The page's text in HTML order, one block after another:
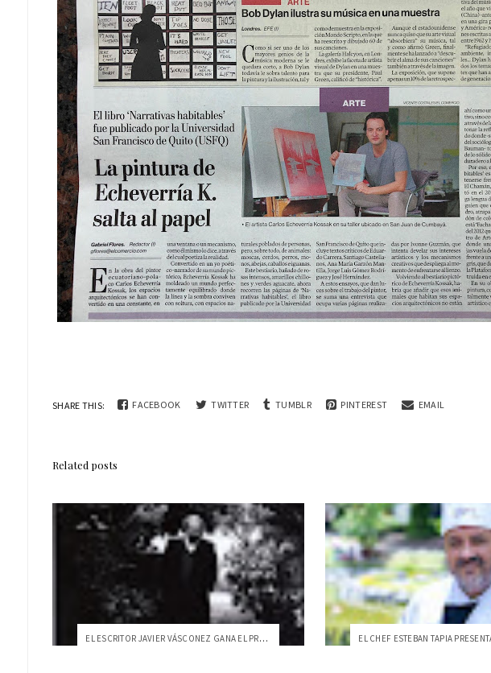
SHARE THIS: FACEBOOK TWITTER TUMBLR PINTEREST EMAIL
Related posts
EL ESCRITOR JAVIER VÁSCONEZ GANA EL PREM...